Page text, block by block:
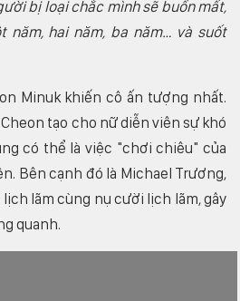
bị loại chắc mình sẽ buồn mất,
năm, hai năm, ba năm… và suốt
Minuk khiến cô ấn tượng nhất.
tạo cho nữ diễn viên sự khó
có thể là việc "chơi chiêu" của
Bên cạnh đó là Michael Trương,
lãm cùng nụ cười lịch lãm, gây
quanh.